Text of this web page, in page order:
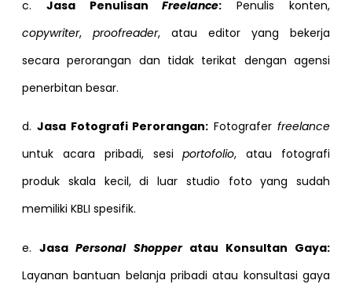
c. Jasa PenulisanFreelance: Penulis konten,
copywriter, proofreader, atau editor yang bekerja
secara perorangan dan tidak terikat dengan agensi
penerbitan besar.
d. Jasa Fotografi Perorangan: Fotograferfreelance
untuk acara pribadi, sesiportofolio, atau fotografi
produk skala kecil, di luar studio foto yang sudah
memiliki KBLI spesifik.
e.JasaPersonal Shopperatau Konsultan Gaya:
Layanan bantuan belanja pribadi atau konsultasi gaya